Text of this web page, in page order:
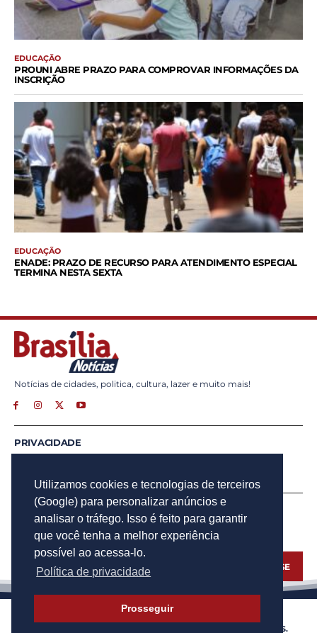
Utilizamos cookies e tecnologias de terceiros
(Google) para personalizar anúncios e
analisar o tráfego. Isso é feito para garantir
que você tenha a melhor experiência
possível ao acessa-lo.
Política de privacidade
Prosseguir
EDUCAÇÃO
PROUNI ABRE PRAZO PARA COMPROVAR INFORMAÇÕES DA
INSCRIÇÃO
EDUCAÇÃO
ENADE: PRAZO DE RECURSO PARA ATENDIMENTO ESPECIAL
TERMINA NESTA SEXTA
Notícias de cidades, politica, cultura, lazer e muito mais!
PRIVACIDADE
INSCREVA - SE
Para obter atualizações por e-mail do Brasília Notícias.
INSCREVA - SE
© 2023 BRASÍLIA NOTÍCIAS - TODOS OS DIREITOS RESERVADOS.